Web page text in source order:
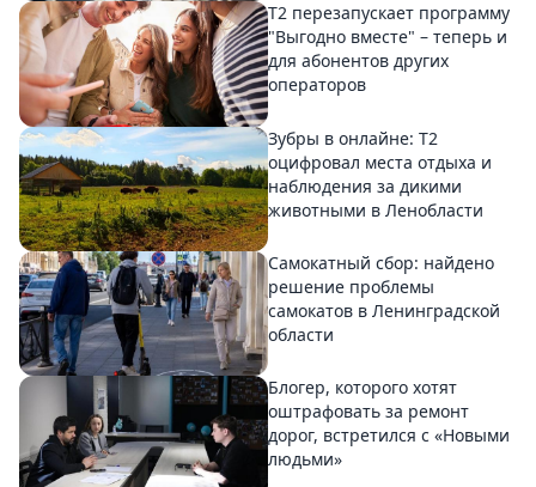
Т2 перезапускает программу
"Выгодно вместе" – теперь и
для абонентов других
операторов
Зубры в онлайне: Т2
оцифровал места отдыха и
наблюдения за дикими
животными в Ленобласти
Самокатный сбор: найдено
решение проблемы
самокатов в Ленинградской
области
Блогер, которого хотят
оштрафовать за ремонт
дорог, встретился с «Новыми
людьми»